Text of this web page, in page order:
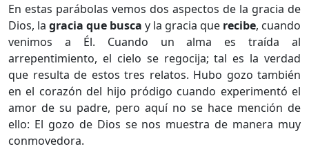
En estas parábolas vemos dos aspectos de la gracia de
Dios, la gracia que busca y la gracia que recibe, cuando
venimos a Él. Cuando un alma es traída al
arrepentimiento, el cielo se regocija; tal es la verdad
que resulta de estos tres relatos. Hubo gozo también
en el corazón del hijo pródigo cuando experimentó el
amor de su padre, pero aquí no se hace mención de
ello: El gozo de Dios se nos muestra de manera muy
conmovedora.